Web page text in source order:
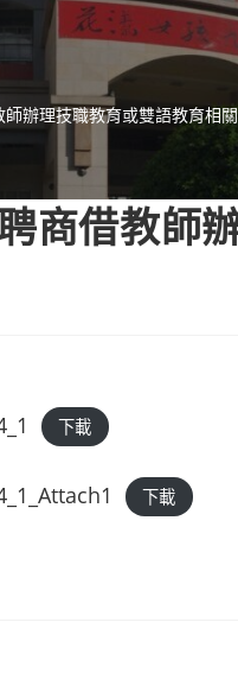
辦理技職教育或雙語教育相
商借教師
下載
下載